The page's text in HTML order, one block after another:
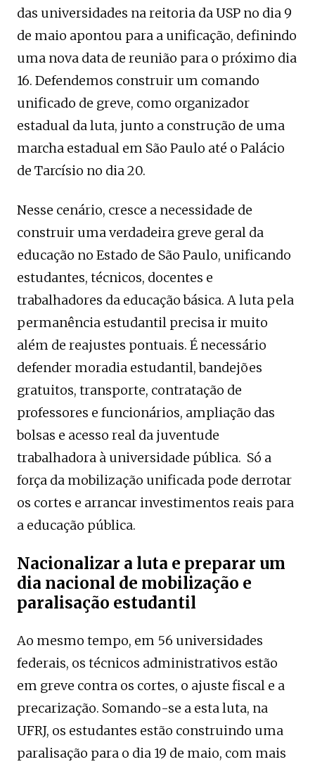
das universidades na reitoria da USP no dia 9
de maio apontou para a unificação, definindo
uma nova data de reunião para o próximo dia
16. Defendemos construir um comando
unificado de greve, como organizador
estadual da luta, junto a construção de uma
marcha estadual em São Paulo até o Palácio
de Tarcísio no dia 20.
Nesse cenário, cresce a necessidade de
construir uma verdadeira greve geral da
educação no Estado de São Paulo, unificando
estudantes, técnicos, docentes e
trabalhadores da educação básica. A luta pela
permanência estudantil precisa ir muito
além de reajustes pontuais. É necessário
defender moradia estudantil, bandejões
gratuitos, transporte, contratação de
professores e funcionários, ampliação das
bolsas e acesso real da juventude
trabalhadora à universidade pública. Só a
força da mobilização unificada pode derrotar
os cortes e arrancar investimentos reais para
a educação pública.
Nacionalizar a luta e preparar um
dia nacional de mobilização e
paralisação estudantil
Ao mesmo tempo, em 56 universidades
federais, os técnicos administrativos estão
em greve contra os cortes, o ajuste fiscal e a
precarização. Somando-se a esta luta, na
UFRJ, os estudantes estão construindo uma
paralisação para o dia 19 de maio, com mais